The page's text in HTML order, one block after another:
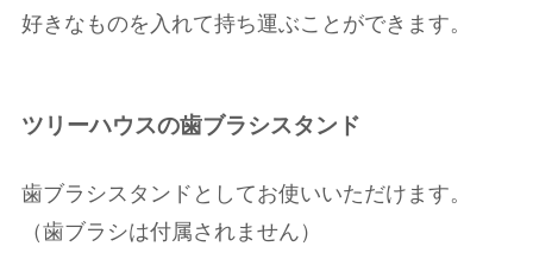
好きなものを入れて持ち運ぶことができます。
ツリーハウスの歯ブラシスタンド
歯ブラシスタンドとしてお使いいただけます。
（歯ブラシは付属されません）